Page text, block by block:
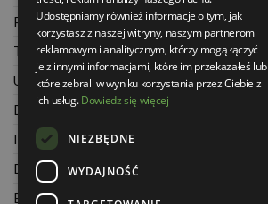
Polityka prywatności
Twoje zamówienia
Ustawienia konta
Dane kontaktowe
Informacje o firmie
Dla architektów
Blog
Udostępniamy również informacje o tym, jak
korzystasz z naszej witryny, naszym partnerom
reklamowym i analitycznym, którzy mogą łączyć
je z innymi informacjami, które im przekazałeś lub
które zebrali w wyniku korzystania przez Ciebie z
ich usług.Dowiedz się więcej
NIEZBĘDNE
WYDAJNOŚĆ